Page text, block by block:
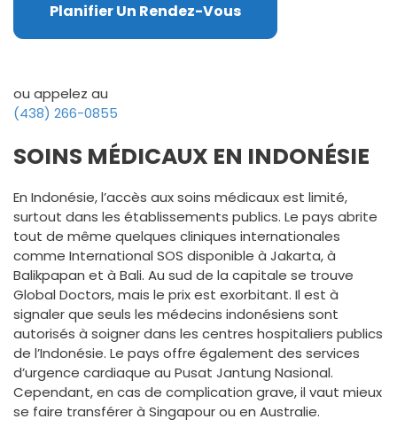
Planifier Un Rendez-Vous
ou appelez au
(438) 266-0855
SOINS MÉDICAUX EN INDONÉSIE
En Indonésie, l’accès aux soins médicaux est limité,
surtout dans les établissements publics. Le pays abrite
tout de même quelques cliniques internationales
comme International SOS disponible à Jakarta, à
Balikpapan et à Bali. Au sud de la capitale se trouve
Global Doctors, mais le prix est exorbitant. Il est à
signaler que seuls les médecins indonésiens sont
autorisés à soigner dans les centres hospitaliers publics
de l’Indonésie. Le pays offre également des services
d’urgence cardiaque au Pusat Jantung Nasional.
Cependant, en cas de complication grave, il vaut mieux
se faire transférer à Singapour ou en Australie.